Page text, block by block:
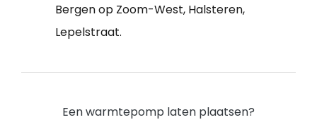
Bergen op Zoom-West, Halsteren,
Lepelstraat.
Een warmtepomp laten plaatsen?